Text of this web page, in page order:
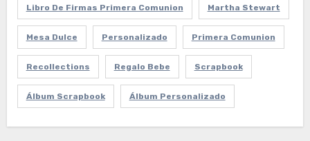
Libro De Firmas Primera Comunion Martha Stewart
Mesa Dulce Personalizado Primera Comunion
Recollections Regalo Bebe Scrapbook
Álbum Scrapbook Álbum Personalizado